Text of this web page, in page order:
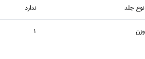
نوع جلد ندارد
وزن 1